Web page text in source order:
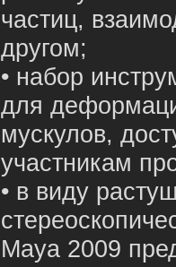
частиц,
другом;
• набор
для
мускулов,
участникам
• в виду
Maya 2009